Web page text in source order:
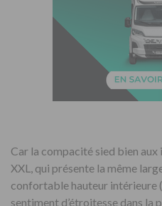
Car la compacité sied bien
XXL, qui présente la même
confortable hauteur intérieure
sentiment d’étroitesse dans la